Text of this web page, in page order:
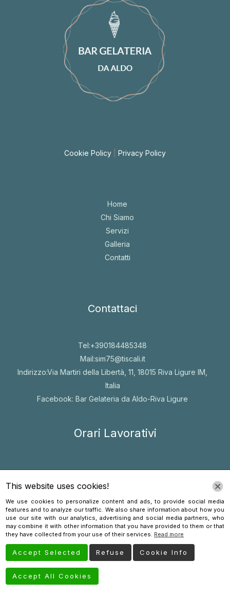
Cookie Policy Privacy Policy
Home
Chi Siamo
Servizi
Galleria
Contatti
Contattaci
Tel:+390184485348
Mail:sim75@tiscali.it
Indirizzo:Via Martiri della Libertà, 11, 18015 Riva Ligure IM,
Italia
Facebook: Bar Gelateria da Aldo-Riva Ligure
Orari Lavorativi
Martedì 18PM – 22PM
Mercoledì Chiuso
Giovedì 18PM – 22PM
Venerdì 18PM – 22PM
Domenica 18PM – 22PM
This website uses cookies!
We use cookies to personalize content and ads, to provide social media
features and to analyze our traffic. We also share information about how you
use our site with our analytics, advertising and social media partners, who
may combine it with other information that you have provided to them or that
they have collected from your use of their services. Read more
Accept Selected Refuse Cookie Info
Accept All Cookies